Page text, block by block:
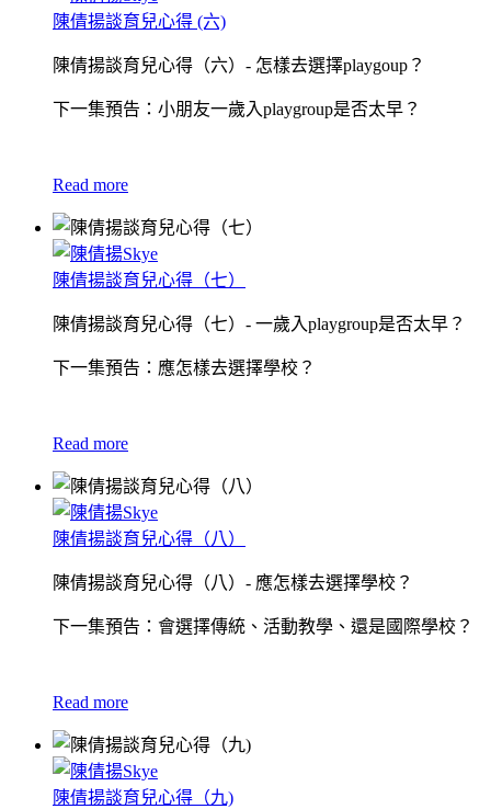
陳倩揚談育兒心得 (六)
陳倩揚談育兒心得（六）- 怎樣去選擇playgoup？
下一集預告：小朋友一歲入playgroup是否太早？
Read more
陳倩揚談育兒心得（七）
陳倩揚談育兒心得（七）- 一歲入playgroup是否太早？
下一集預告：應怎樣去選擇學校？
Read more
陳倩揚談育兒心得（八）
陳倩揚談育兒心得（八）- 應怎樣去選擇學校？
下一集預告：會選擇傳統、活動教學、還是國際學校？
Read more
陳倩揚談育兒心得（九)